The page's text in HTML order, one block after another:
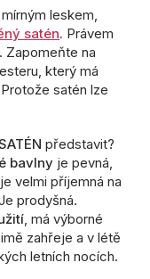
leskem,
satén. Právem
Zapomeňte na
který má
satén lze
představit?
bavlny je pevná,
velmi příjemná na
prodyšná.
, má výborné
zahřeje a v létě
letních nocích.